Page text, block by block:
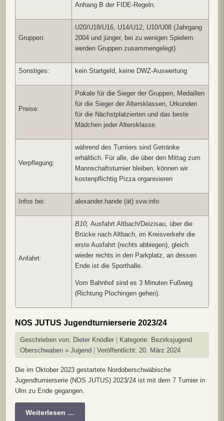
Anhang B der FIDE-Regeln.
Gruppen:
U20/U18/U16, U14/U12, U10/U08 (Jahrgang
2004 und jünger, bei zu wenigen Spielern
werden Gruppen zusammengelegt)
Sonstiges: kein Startgeld, keine DWZ-Auswertung
Preise:
Pokale für die Sieger der Gruppen, Medaillen
für die Sieger der Altersklassen, Urkunden
für die Nächstplatzierten und das beste
Mädchen jeder Altersklasse.
Verpflegung:
während des Turniers sind Getränke
erhältlich. Für alle, die über den Mittag zum
Mannschaftsturnier bleiben, können wir
kostenpflichtig Pizza organisieren
Infos bei: alexander.hande (ät) svw.info
Anfahrt:
B10, Ausfahrt Altbach/Deizisau, über die
Brücke nach Altbach, im Kreisverkehr die
erste Ausfahrt (rechts abbiegen), gleich
wieder rechts in den Parkplatz, an dessen
Ende ist die Sporthalle.
Vom Bahnhof sind es 3 Minuten Fußweg
(Richtung Plochingen gehen).
NOS JUTUS Jugendturnierserie 2023/24
Geschrieben von: Dieter Knödler Kategorie: Bezirksjugend
Oberschwaben » Jugend
Veröffentlicht: 20. März 2024
Die im Oktober 2023 gestartete Nordoberschwäbische
Jugendturnierserie (NOS JUTUS) 2023/24 ist mit dem 7 Turnier in
Ulm zu Ende gegangen.
Weiterlesen …